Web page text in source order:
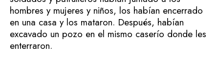
hombres y mujeres y niños, los habían encerrado
en una casa y los mataron. Después, habían
excavado un pozo en el mismo caserío donde les
enterraron.